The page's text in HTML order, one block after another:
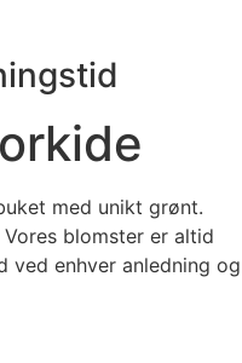
med unikt grønt.
blomster er altid
ved enhver anledning og